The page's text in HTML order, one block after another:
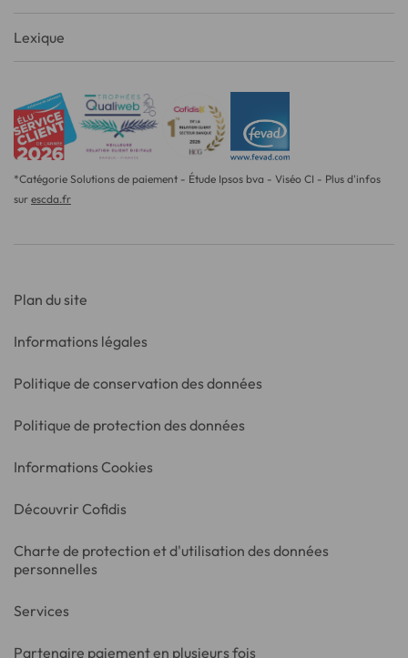
Lexique
*Catégorie Solutions de paiement - Étude Ipsos bva - Viséo CI - Plus d'infos
sur escda.fr
Plan du site
Informations légales
Politique de conservation des données
Politique de protection des données
Informations Cookies
Découvrir Cofidis
Charte de protection et d'utilisation des données
personnelles
Services
Partenaire paiement en plusieurs fois